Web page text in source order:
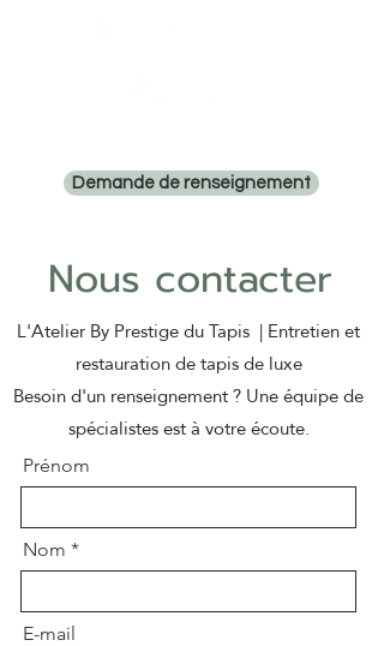
Demande de renseignement
Nous contacter
L'Atelier By Prestige du Tapis | Entretien et
restauration de tapis de luxe
Besoin d'un renseignement ? Une équipe de
spécialistes est à votre écoute.
Prénom
Nom
E-mail